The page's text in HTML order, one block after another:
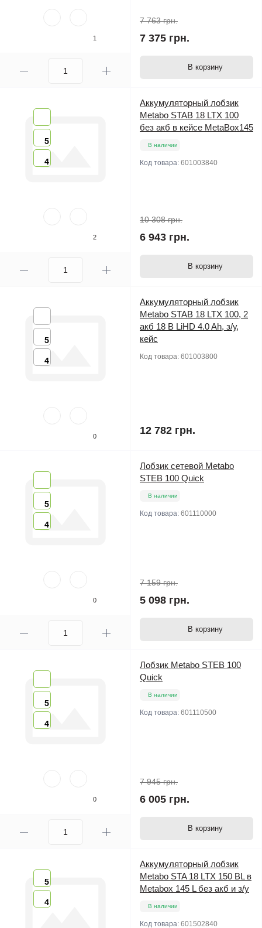
1
7 763 грн.
7 375 грн.
В корзину
5
4
2
Аккумуляторный лобзик
Metabo STAB 18 LTX 100
без акб в кейсе MetaBox145
В наличии
Код товара: 601003840
10 308 грн.
6 943 грн.
В корзину
5
4
0
Аккумуляторный лобзик
Metabo STAB 18 LTX 100, 2
акб 18 В LiHD 4.0 Ah, з/у,
кейс
Код товара: 601003800
12 782 грн.
5
4
0
Лобзик сетевой Metabo
STEB 100 Quick
В наличии
Код товара: 601110000
7 159 грн.
5 098 грн.
В корзину
5
4
0
Лобзик Metabo STEB 100
Quick
В наличии
Код товара: 601110500
7 945 грн.
6 005 грн.
В корзину
5
4
Аккумуляторный лобзик
Metabo STA 18 LTX 150 BL в
Metabox 145 L без акб и з/у
В наличии
Код товара: 601502840